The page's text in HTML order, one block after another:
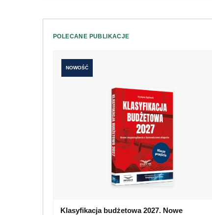
POLECANE PUBLIKACJE
NOWOŚĆ
Klasyfikacja budżetowa 2027. Nowe